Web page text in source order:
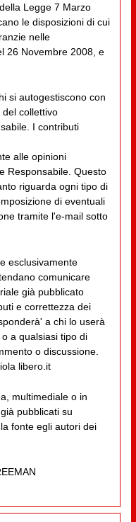
Legge 7 Marzo
le disposizioni di cui
nelle
26 Novembre 2008, e
si autogestiscono con
collettivo
I contributi
alle opinioni
Responsabile. Questo
riguarda ogni tipo di
di eventuali
tramite l'e-mail sotto
esclusivamente
comunicare
già pubblicato
e correttezza dei
a chi lo userà
a qualsiasi tipo di
o discussione.
libero.it
multimediale o in
pubblicati su
fonte egli autori dei